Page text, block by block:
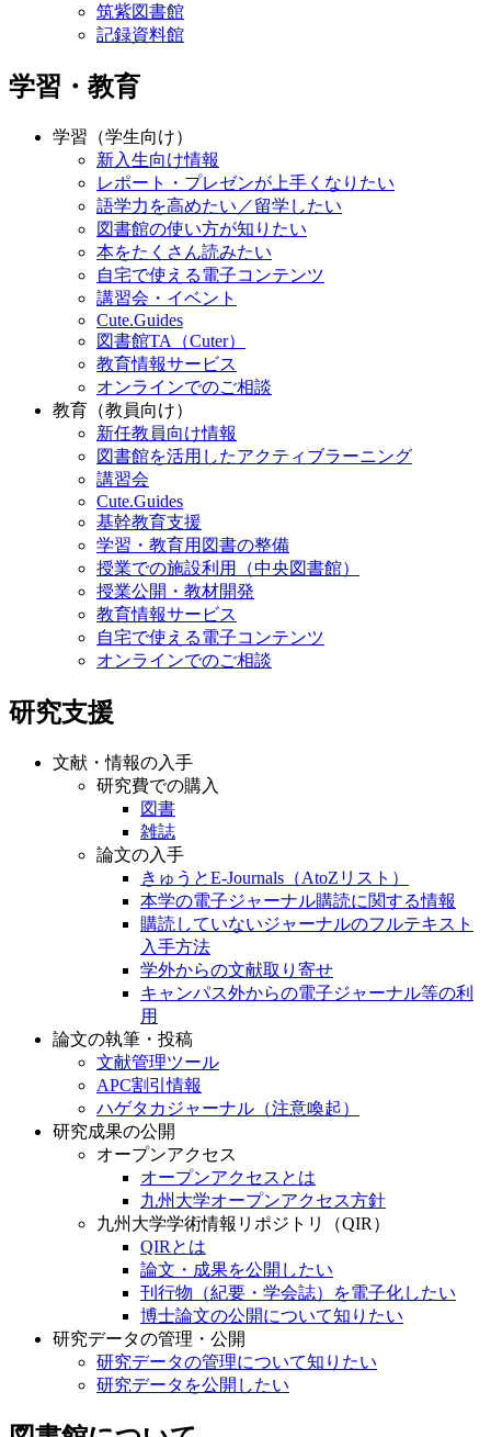
筑紫図書館
記録資料館
学習・教育
学習（学生向け）
新入生向け情報
レポート・プレゼンが上手くなりたい
語学力を高めたい／留学したい
図書館の使い方が知りたい
本をたくさん読みたい
自宅で使える電子コンテンツ
講習会・イベント
Cute.Guides
図書館TA（Cuter）
教育情報サービス
オンラインでのご相談
教育（教員向け）
新任教員向け情報
図書館を活用したアクティブラーニング
講習会
Cute.Guides
基幹教育支援
学習・教育用図書の整備
授業での施設利用（中央図書館）
授業公開・教材開発
教育情報サービス
自宅で使える電子コンテンツ
オンラインでのご相談
研究支援
文献・情報の入手
研究費での購入
図書
雑誌
論文の入手
きゅうとE-Journals（AtoZリスト）
本学の電子ジャーナル購読に関する情報
購読していないジャーナルのフルテキスト
入手方法
学外からの文献取り寄せ
キャンパス外からの電子ジャーナル等の利
用
論文の執筆・投稿
文献管理ツール
APC割引情報
ハゲタカジャーナル（注意喚起）
研究成果の公開
オープンアクセス
オープンアクセスとは
九州大学オープンアクセス方針
九州大学学術情報リポジトリ（QIR）
QIRとは
論文・成果を公開したい
刊行物（紀要・学会誌）を電子化したい
博士論文の公開について知りたい
研究データの管理・公開
研究データの管理について知りたい
研究データを公開したい